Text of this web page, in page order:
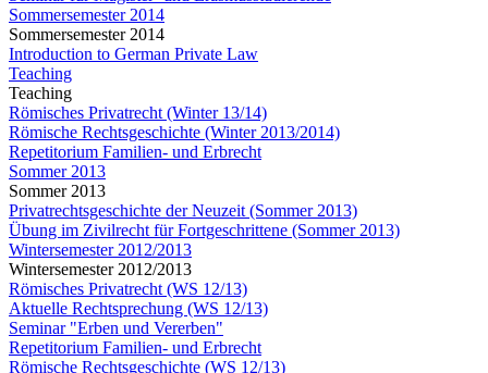
Sommersemester 2014
Sommersemester 2014
Introduction to German Private Law
Teaching
Teaching
Römisches Privatrecht (Winter 13/14)
Römische Rechtsgeschichte (Winter 2013/2014)
Repetitorium Familien- und Erbrecht
Sommer 2013
Sommer 2013
Privatrechtsgeschichte der Neuzeit (Sommer 2013)
Übung im Zivilrecht für Fortgeschrittene (Sommer 2013)
Wintersemester 2012/2013
Wintersemester 2012/2013
Römisches Privatrecht (WS 12/13)
Aktuelle Rechtsprechung (WS 12/13)
Seminar "Erben und Vererben"
Repetitorium Familien- und Erbrecht
Römische Rechtsgeschichte (WS 12/13)